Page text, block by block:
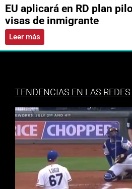
EU aplicará en RD plan
visas de inmigrante
Leer más
TENDENCIAS EN LAS REDES